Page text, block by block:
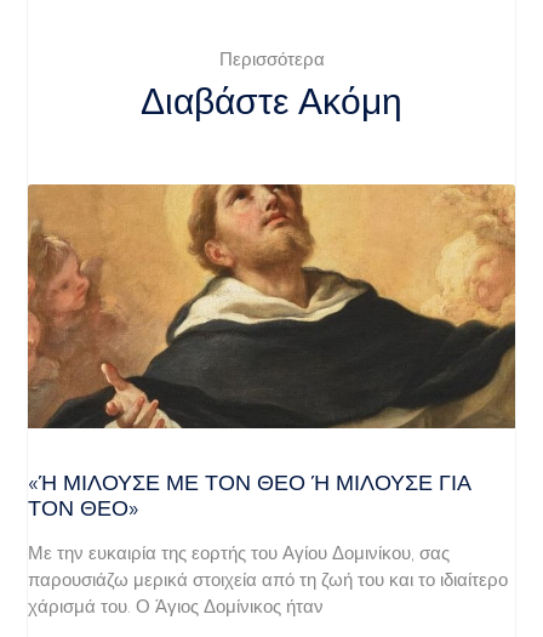
Περισσότερα
Διαβάστε Ακόμη
«Ή ΜΙΛΟΎΣΕ ΜΕ ΤΟΝ ΘΕΌ Ή ΜΙΛΟΎΣΕ ΓΙΑ ΤΟ
Ν ΘΕΌ»
Με την ευκαιρία της εορτής του Αγίου Δομινίκου, σας
παρουσιάζω μερικά στοιχεία από τη ζωή του και το ιδιαίτερο
χάρισμά του. Ο Άγιος Δομίνικος ήταν